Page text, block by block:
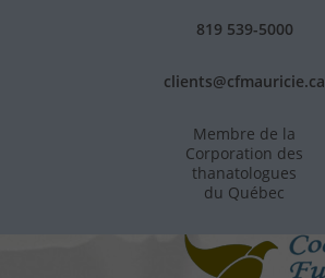
819 539-5000
clients@cfmauricie.ca
Membre de la
Corporation des
thanatologues
du Québec